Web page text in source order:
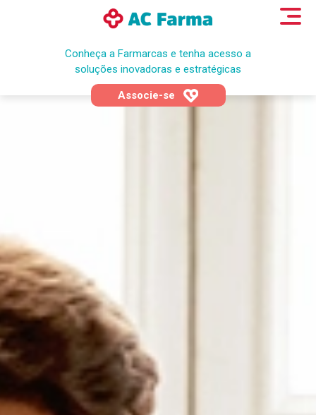
Conheça a Farmarcas e tenha acesso a
soluções inovadoras e estratégicas
Associe-se